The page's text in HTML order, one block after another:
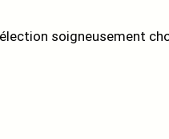
soigneusement